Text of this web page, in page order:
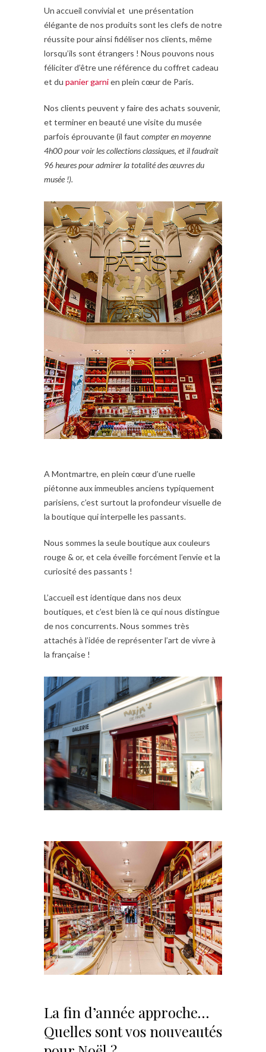
Un accueil convivial et une présentation
élégante de nos produits sont les clefs de notre
réussite pour ainsi fidéliser nos clients, même
lorsqu’ils sont étrangers ! Nous pouvons nous
féliciter d’être une référence du coffret cadeau
et du panier garnien plein cœur de Paris.
Nos clients peuvent y faire des achats souvenir,
et terminer en beauté une visite du musée
parfois éprouvante (il faut compter en moyenne
4h00 pour voir les collections classiques, et il faudrait
96 heures pour admirer la totalité des œuvres du
musée !).
A Montmartre, en plein cœur d’une ruelle
piétonne aux immeubles anciens typiquement
parisiens, c’est surtout la profondeur visuelle de
la boutique qui interpelle les passants.
Nous sommes la seule boutique aux couleurs
rouge & or, et cela éveille forcément l’envie et la
curiosité des passants !
L’accueil est identique dans nos deux
boutiques, et c’est bien là ce qui nous distingue
de nos concurrents. Nous sommes très
attachés à l’idée de représenter l’art de vivre à
la française !
La fin d’année approche…
Quelles sont vos nouveautés